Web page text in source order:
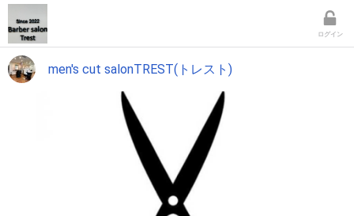
ログイン
men's cut salonTREST(トレスト)